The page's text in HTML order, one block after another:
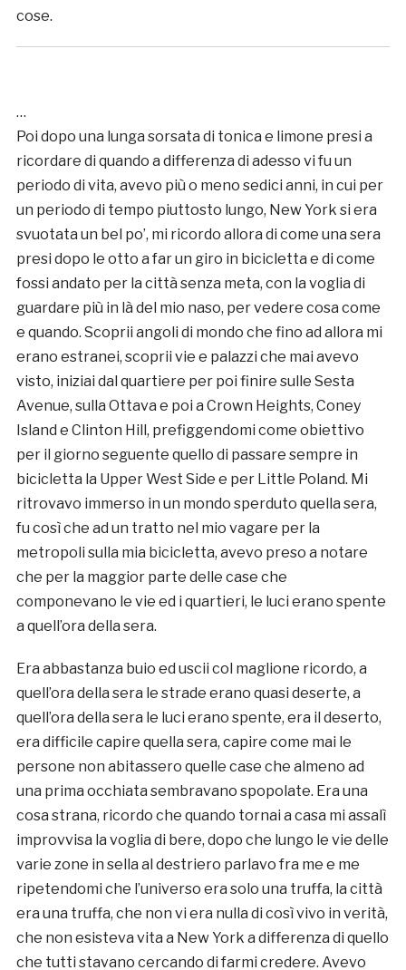
cose.
…
Poi dopo una lunga sorsata di tonica e limone presi a
ricordare di quando a differenza di adesso vi fu un
periodo di vita, avevo più o meno sedici anni, in cui per
un periodo di tempo piuttosto lungo, New York si era
svuotata un bel po’, mi ricordo allora di come una sera
presi dopo le otto a far un giro in bicicletta e di come
fossi andato per la città senza meta, con la voglia di
guardare più in là del mio naso, per vedere cosa come
e quando. Scoprii angoli di mondo che fino ad allora mi
erano estranei, scoprii vie e palazzi che mai avevo
visto, iniziai dal quartiere per poi finire sulle Sesta
Avenue, sulla Ottava e poi a Crown Heights, Coney
Island e Clinton Hill, prefiggendomi come obiettivo
per il giorno seguente quello di passare sempre in
bicicletta la Upper West Side e per Little Poland. Mi
ritrovavo immerso in un mondo sperduto quella sera,
fu così che ad un tratto nel mio vagare per la
metropoli sulla mia bicicletta, avevo preso a notare
che per la maggior parte delle case che
componevano le vie ed i quartieri, le luci erano spente
a quell’ora della sera.
Era abbastanza buio ed uscii col maglione ricordo, a
quell’ora della sera le strade erano quasi deserte, a
quell’ora della sera le luci erano spente, era il deserto,
era difficile capire quella sera, capire come mai le
persone non abitassero quelle case che almeno ad
una prima occhiata sembravano spopolate. Era una
cosa strana, ricordo che quando tornai a casa mi assalì
improvvisa la voglia di bere, dopo che lungo le vie delle
varie zone in sella al destriero parlavo fra me e me
ripetendomi che l’universo era solo una truffa, la città
era una truffa, che non vi era nulla di così vivo in verità,
che non esisteva vita a New York a differenza di quello
che tutti stavano cercando di farmi credere. Avevo